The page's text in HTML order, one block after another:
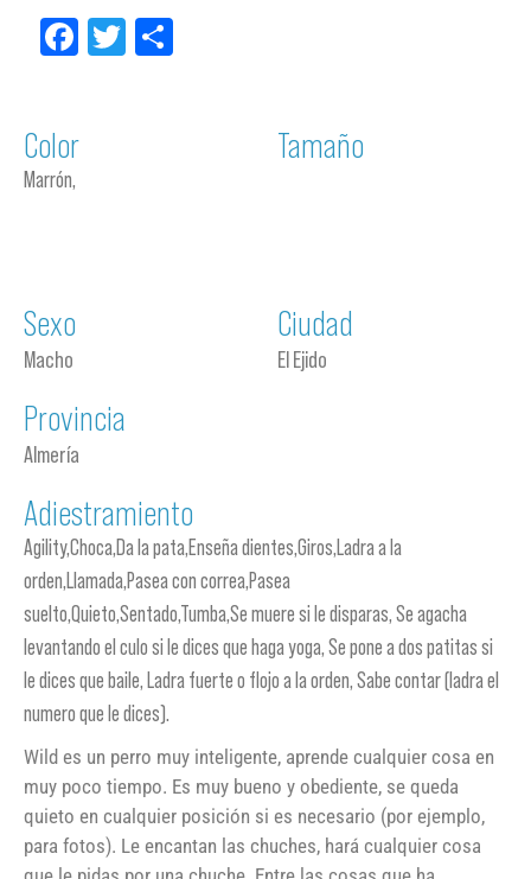
Facebook
Twitter
Color
Marrón,
Tamaño
Sexo
Macho
Ciudad
El Ejido
Provincia
Almería
Adiestramiento
Agility,Choca,Da la pata,Enseña dientes,Giros,Ladra a la
orden,Llamada,Pasea con correa,Pasea
suelto,Quieto,Sentado,Tumba,Se muere si le disparas, Se agacha
levantando el culo si le dices que haga yoga, Se pone a dos patitas si
le dices que baile, Ladra fuerte o flojo a la orden, Sabe contar (ladra el
numero que le dices).
Wild es un perro muy inteligente, aprende cualquier cosa en
muy poco tiempo. Es muy bueno y obediente, se queda
quieto en cualquier posición si es necesario (por ejemplo,
para fotos). Le encantan las chuches, hará cualquier cosa